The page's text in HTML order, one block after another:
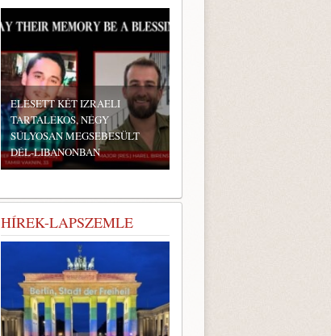
ELESETT KÉT IZRAELI
TARTALÉKOS, NÉGY
SÚLYOSAN MEGSEBESÜLT
DÉL-LIBANONBAN
HÍREK-LAPSZEMLE